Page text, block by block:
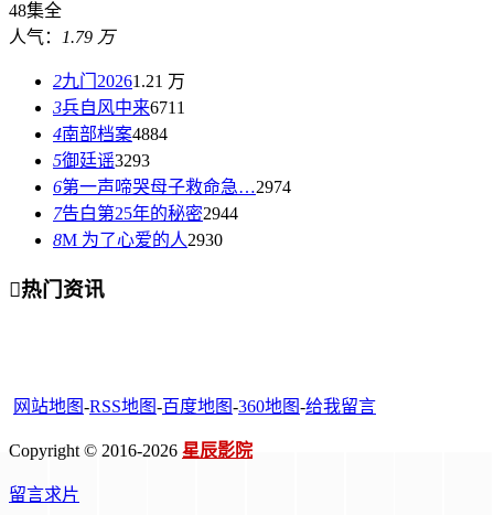
48集全
人气：
1.79 万
2九门20261.21 万
3兵自风中来6711
4南部档案4884
5御廷谣3293
6第一声啼哭母子救命急…2974
7告白第25年的秘密2944
8M 为了心爱的人2930
热门资讯
网站地图-RSS地图-百度地图-360地图-给我留言
Copyright © 2016-2026 星辰影院
留言求片